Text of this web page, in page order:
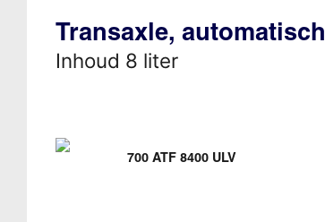
Transaxle, automatisch
Inhoud 8 liter
700 ATF 8400 ULV